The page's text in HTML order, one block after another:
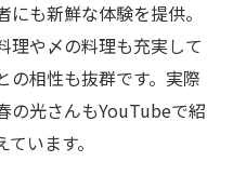
も新鮮な体験を提供。
理や〆の料理も充実して
の相性も抜群です。実際
の光さんもYouTubeで紹
います。